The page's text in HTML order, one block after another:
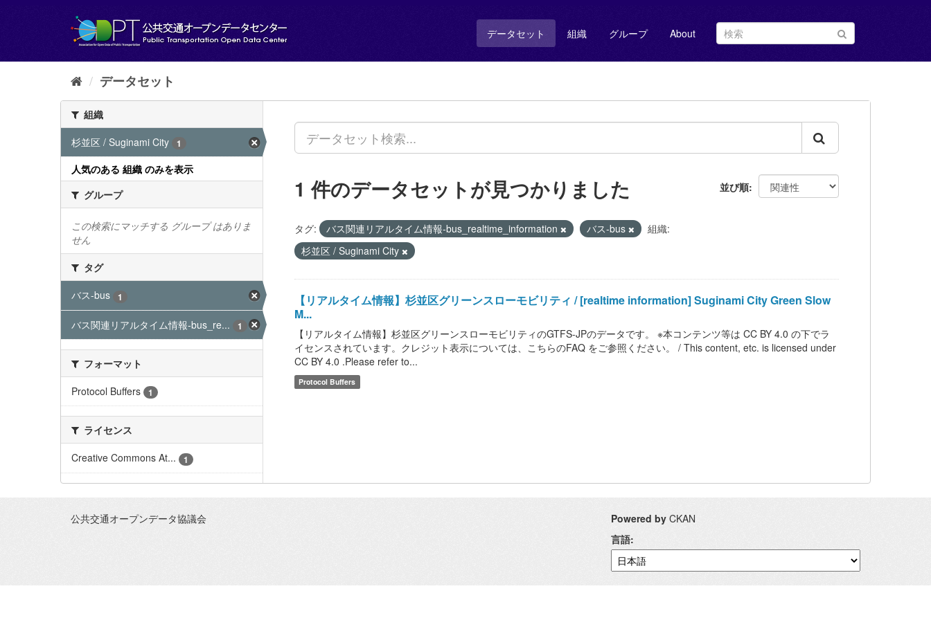
し
データセット 組織 グループ About
データセット
組織
杉並区 / Suginami City
1
人気のある 組織 のみを表示
グループ
この検索にマッチする グループ はありま
せん
タグ
バス-bus
1
バス関連リアルタイム情報-bus_re... 1
フォーマット
Protocol Buffers
1
ライセンス
Creative Commons At...
1
並び順
1 件のデータセットが見つかりました
タグ: バス関連リアルタイム情報-bus_realtime_information バス-bus
組織:
杉並区 / Suginami City
【リアルタイム情報】杉並区グリーンスローモビリティ / [realtime information] Suginami City Green Slow
M...
【リアルタイム情報】杉並区グリーンスローモビリティのGTFS-JPのデータです。 ※本コンテンツ等は CC BY 4.0 の下でラ
イセンスされています。クレジット表示については、こちらのFAQ をご参照ください。 / This content, etc. is licensed under
CC BY 4.0 .Please refer to...
Protocol Buffers
公共交通オープンデータ協議会 Powered by CKAN
言語